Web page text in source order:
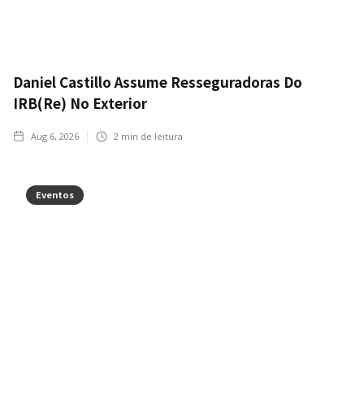
Daniel Castillo Assume Resseguradoras Do
IRB(Re) No Exterior
Aug 6, 2026 2 min de leitura
Eventos